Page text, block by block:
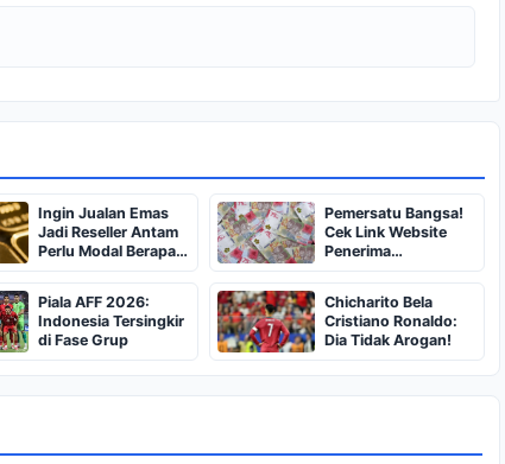
Ingin Jualan Emas
Jadi Reseller Antam
Perlu Modal Berapa?
Apa Saja Syaratnya
dan Bagaimana
Prosedurnya?
Pemersatu Bangsa!
Cek Link Website
Penerima
BSU,BLT,PKH Resmi
Hanya Disini,
Dapatkan Dana
Rp600 Ribu Rupiah
Piala AFF 2026:
Indonesia Tersingkir
di Fase Grup
Chicharito Bela
Cristiano Ronaldo:
Dia Tidak Arogan!